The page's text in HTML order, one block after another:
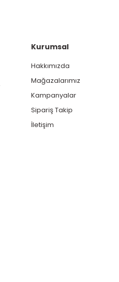
Kurumsal
Hakkımızda
Mağazalarımız
Kampanyalar
Sipariş Takip
İletişim